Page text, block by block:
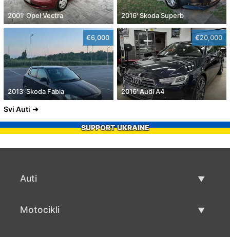
2001' Opel Vectra 2016' Skoda Superb
€6,000
2013' Skoda Fabia
€20,000
2016' Audi A4
Svi Auti
SUPPORT UKRAINE
Auti
Motocikli